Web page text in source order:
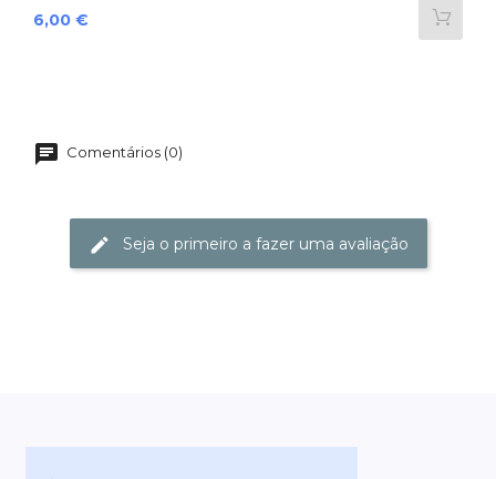
Preço
6,00 €
Comentários (0)
Seja o primeiro a fazer uma avaliação